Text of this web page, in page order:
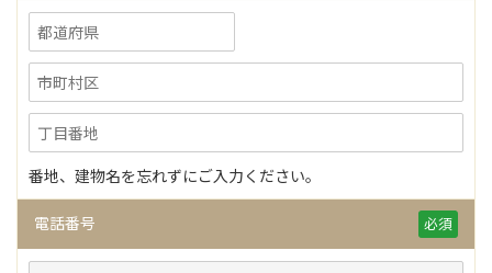
番地、建物名を忘れずにご入力ください。
電話番号 必須